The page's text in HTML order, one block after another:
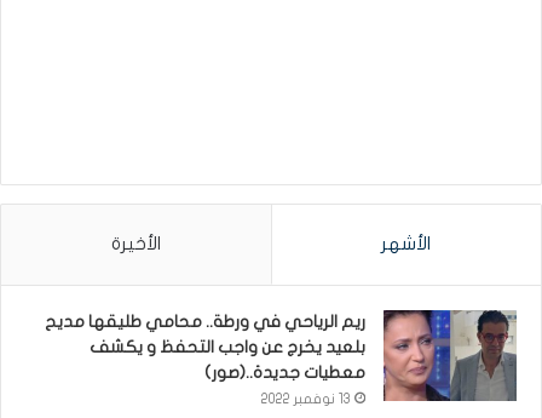
الأشهر الأخيرة
ريم الرياحي في ورطة.. محامي طليقها مديح
بلعيد يخرج عن واجب التحفظ و يكشف
معطيات جديدة..(صور)
13 نوفمبر 2022